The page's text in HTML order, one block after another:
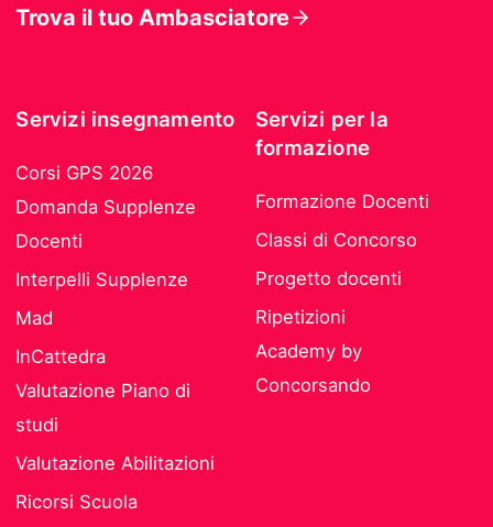
Trova il tuo Ambasciatore
Servizi insegnamento
Corsi GPS 2026
Domanda Supplenze
Docenti
Interpelli Supplenze
Mad
InCattedra
Valutazione Piano di
studi
Valutazione Abilitazioni
Ricorsi Scuola
Servizi per la
formazione
Formazione Docenti
Classi di Concorso
Progetto docenti
Ripetizioni
Academy by
Concorsando